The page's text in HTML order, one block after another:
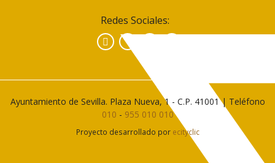
Redes Sociales:
Facebook
Ayuntamiento de Sevilla. Plaza Nueva, 1 - C.P. 41001 | Teléfono
010 - 955 010 010
Proyecto desarrollado por ecityclic